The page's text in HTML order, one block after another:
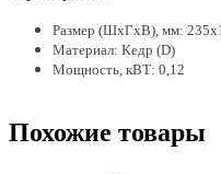
Размер (ШхГхВ), мм:
Материал: Кедр (D)
Мощность, кВТ: 0,12
Похожие товары